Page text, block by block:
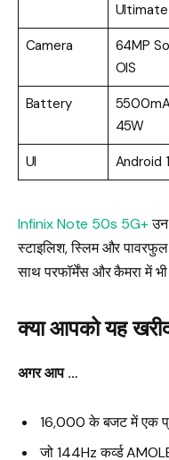
Ultimate
Camera
64MP
OIS
Battery
45W
UI
Android
Infinix Note 50s 5G+उन
स्टाइलिश, स्लिम और
साथ परफॉर्मेंस और कैमरा में
क्या आपको यह
अगर आप …
₹16,000 के बजट में एक
जो 144Hz कर्व्ड